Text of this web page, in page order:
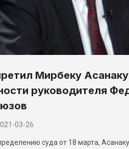
Мирбеку
руководителя
03-26
суда от 18 марта,